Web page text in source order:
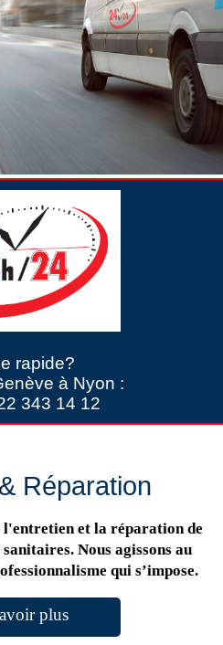
rapide?
à Nyon :
343 14 12
Réparation
l'entretien et la réparation de
Nous agissons au
qui s’impose.
plus